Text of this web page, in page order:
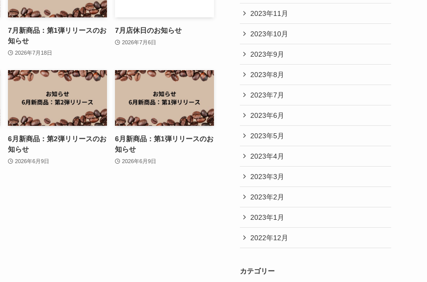
7月新商品：第1弾リリースのお
知らせ
2026年7月18日
7月店休日のお知らせ
2026年7月6日
6月新商品：第2弾リリースのお
知らせ
2026年6月9日
6月新商品：第1弾リリースのお
知らせ
2026年6月9日
2023年11月
2023年10月
2023年9月
2023年8月
2023年7月
2023年6月
2023年5月
2023年4月
2023年3月
2023年2月
2023年1月
2022年12月
カテゴリー